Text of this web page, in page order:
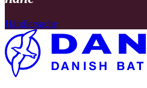
Händlersuche